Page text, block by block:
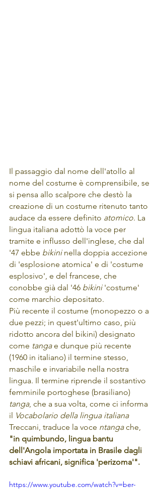
Il passaggio dal nome dell'atollo al
nome del costume è comprensibile, se
si pensa allo scalpore che destò la
creazione di un costume ritenuto tanto
audace da essere definito atomico. La
lingua italiana adottò la voce per
tramite e influsso dell'inglese, che dal
'47 ebbe bikini nella doppia accezione
di 'esplosione atomica' e di 'costume
esplosivo', e del francese, che
conobbe già dal '46 bikini 'costume'
come marchio depositato.
Più recente il costume (monopezzo o a
due pezzi; in quest'ultimo caso, più
ridotto ancora del bikini) designato
come tanga e dunque più recente
(1960 in italiano) il termine stesso,
maschile e invariabile nella nostra
lingua. Il termine riprende il sostantivo
femminile portoghese (brasiliano)
tanga, che a sua volta, come ci informa
il Vocabolario della lingua italiana
Treccani, traduce la voce ntanga che,
"in quimbundo, lingua bantu
dell'Angola importata in Brasile dagli
schiavi africani, significa 'perizoma'".
https://www.youtube.com/watch?v=ber-